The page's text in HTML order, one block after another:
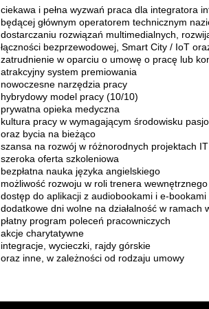
ciekawa i pełna wyzwań praca dla integratora
będącej głównym operatorem technicznym
dostarczaniu rozwiązań multimedialnych,
łączności bezprzewodowej, Smart City / IoT
zatrudnienie w oparciu o umowę o pracę lub
atrakcyjny system premiowania
nowoczesne narzędzia pracy
hybrydowy model pracy (10/10)
prywatna opieka medyczna
kultura pracy w wymagającym środowisku
oraz bycia na bieżąco
szansa na rozwój w różnorodnych projektach
szeroka oferta szkoleniowa
bezpłatna nauka języka angielskiego
możliwość rozwoju w roli trenera wewnętrznego
dostęp do aplikacji z audiobookami i e-bookami
dodatkowe dni wolne na działalność w ramach
płatny program poleceń pracowniczych
akcje charytatywne
integracje, wycieczki, rajdy górskie
oraz inne, w zależności od rodzaju umowy